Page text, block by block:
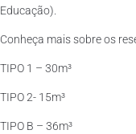
Educação).
Conheça mais sobre os
TIPO 1 – 30m³
TIPO 2- 15m³
TIPO B – 36m³